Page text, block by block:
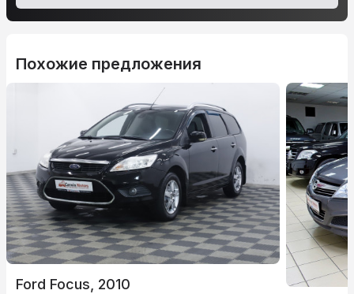
Похожие предложения
Ford Focus, 2010